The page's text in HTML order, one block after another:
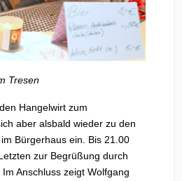
Tresen
Hangelwirt zum
aber alsbald wieder zu den
Bürgerhaus ein. Bis 21.00
zur Begrüßung durch
Anschluss zeigt Wolfgang